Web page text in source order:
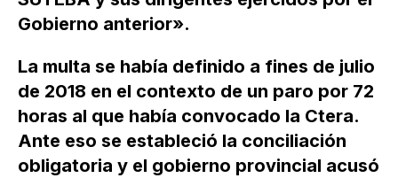
Gobierno anterior».
La multa se había definido a fines de julio
de 2018 en el contexto de un paro por 72
horas al que había convocado la Ctera.
Ante eso se estableció la conciliación
obligatoria y el gobierno provincial acusó